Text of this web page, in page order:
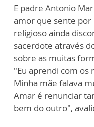
E padre Antonio
amor que sente por
religioso ainda
sacerdote através
sobre as muitas
"Eu aprendi com os
Minha mãe falava
Amar é renunciar
bem do outro",